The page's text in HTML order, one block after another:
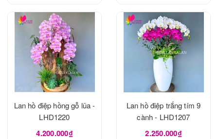
Lan hồ điệp hồng gỗ lũa -
LHD1220
4.200.000₫
Lan hồ điệp trắng tím 9
cành - LHD1207
2.250.000₫